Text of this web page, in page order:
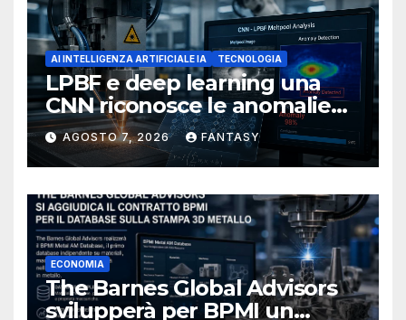
AI INTELLIGENZA ARTIFICIALE IA TECNOLOGIA
LPBF e deep learning una
CNN riconosce le anomalie
del bagno di fusione
AGOSTO 7, 2026 FANTASY
ECONOMIA
The Barnes Global Advisors
svilupperà per BPMI un